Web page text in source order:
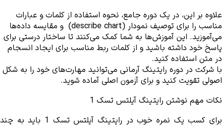
در متن استفاده کنید.
اصولی تقویت کنید و برای آزمون اصلی آماده شوید.
نکات مهم نوشتن رایتینگ آیلتس تسک 1